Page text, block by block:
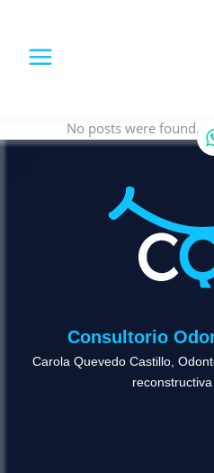
No posts were found.
Consultorio
Carola Quevedo Castillo,
reconstructiva